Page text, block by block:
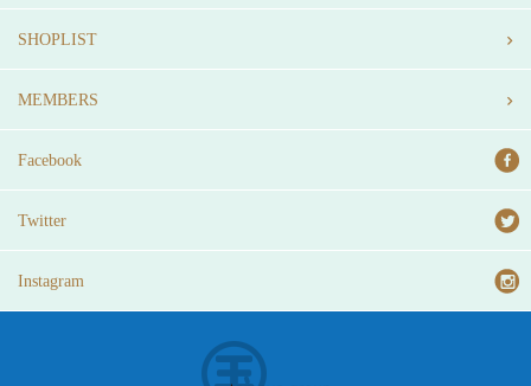
SHOPLIST
MEMBERS
Facebook
Twitter
Instagram